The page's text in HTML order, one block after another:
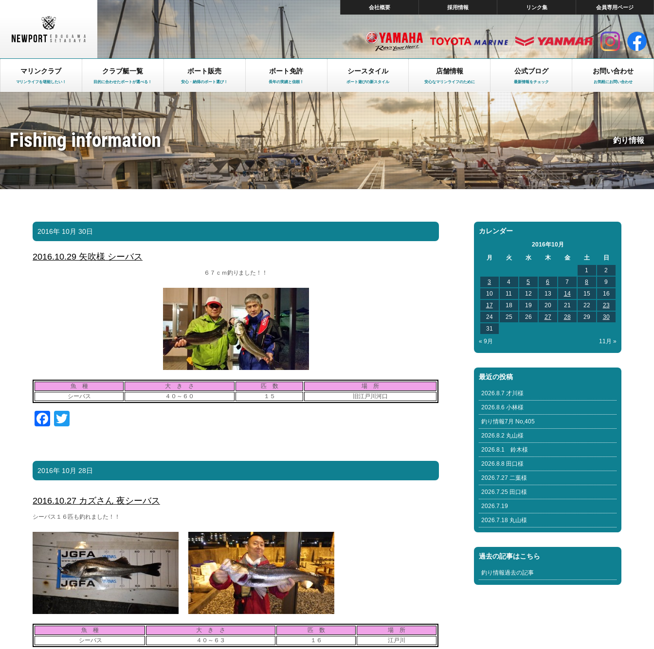
会社概要 採用情報 リンク集 会員専用ページ
マリンクラブ
マリンライフを堪能したい！
クラブ艇一覧
目的に合わせたボートが選べる！
ボート販売
安心・納得のボート選び！
ボート免許
長年の実績と信頼！
シースタイル
ボート遊びの新スタイル
店舗情報
安心なマリンライフのために
公式ブログ
最新情報をチェック
お問い合わせ
お気軽にお問い合わせ
Fishing information 釣り情報
2016年 10月 30日
2016.10.29 矢吹様 シーバス
６７ｃｍ釣りました！！
魚 種 大 き さ 匹 数
場 所
シーバス
４０～６０ １５ 旧江戸川河口
Facebook
2016年 10月 28日
2016.10.27 カズさん 夜シーバス
シーバス１６匹も釣れました！！
魚 種 大 き さ 匹 数
場 所
シーバス
４０～６３ １６ 江戸川
カレンダー
2016年10月
月
火 水 木 金 土
日
1
2
3
4 5 6 7 8
9
10
11 12 13 14 15
16
17
18 19 20 21 22
23
24
25 26 27 28 29
30
31
« 9月
11月 »
最近の投稿
2026.8.7 才川様
2026.8.6 小林様
釣り情報7月 No,405
2026.8.2 丸山様
2026.8.1 鈴木様
2026.8.8 田口様
2026.7.27 二葉様
2026.7.25 田口様
2026.7.19
2026.7.18 丸山様
過去の記事はこちら
釣り情報過去の記事